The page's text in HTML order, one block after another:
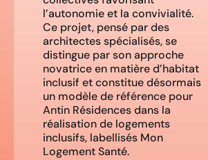
l’autonomie et la convivialité.
Ce projet, pensé par des
architectes spécialisés, se
distingue par son approche
novatrice en matière d’habitat
inclusif et constitue désormais
un modèle de référence pour
Antin Résidences dans la
réalisation de logements
inclusifs, labellisés Mon
Logement Santé.